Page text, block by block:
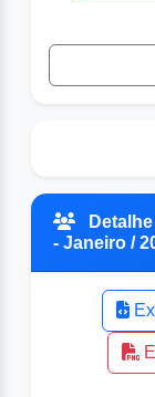
- Janeiro /